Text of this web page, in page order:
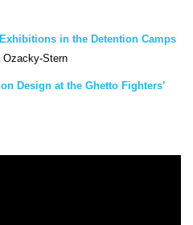
in the Detention Camps
Ozacky-Stern
Design at the Ghetto Fighters’